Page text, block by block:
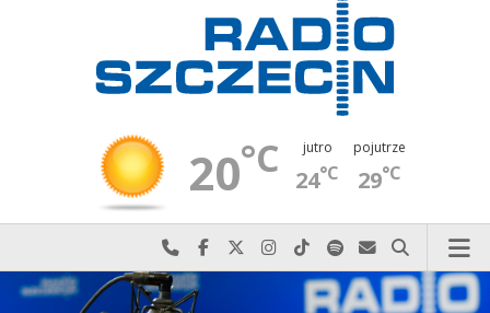
20°C jutro
24°C
pojutrze
29°C
Najlepiej po prostu do nas zadzwoń
Odwiedź nas na Facebook-u
Odwiedź nas na X
Odwiedź nas na Instagram-ie
Odwiedź nas na TikTok-u
Szukaj nas na Spotify
Wyślij do nas
Szukaj